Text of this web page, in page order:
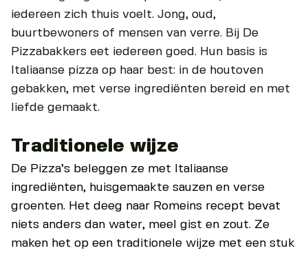
iedereen zich thuis voelt. Jong, oud,
buurtbewoners of mensen van verre. Bij De
Pizzabakkers eet iedereen goed. Hun basis is
Italiaanse pizza op haar best: in de houtoven
gebakken, met verse ingrediënten bereid en met
liefde gemaakt.
Traditionele wijze
De Pizza’s beleggen ze met Italiaanse
ingrediënten, huisgemaakte sauzen en verse
groenten. Het deeg naar Romeins recept bevat
niets anders dan water, meel gist en zout. Ze
maken het op een traditionele wijze met een stuk